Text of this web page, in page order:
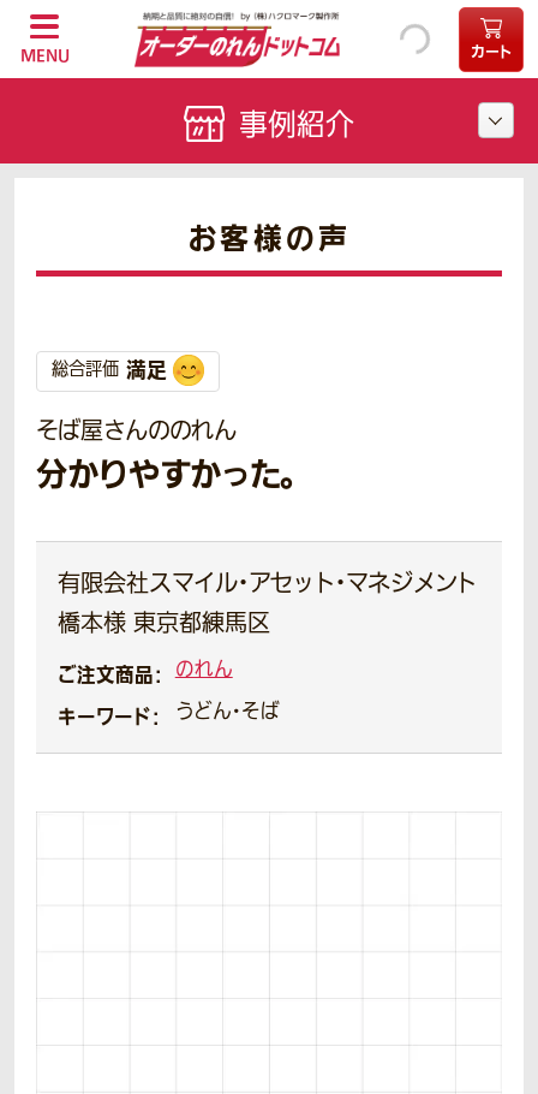
MENU カート
お客様の声
総合評価 満足
そば屋さんののれん
分かりやすかった。
有限会社スマイル・アセット・マネジメント
橋本様 東京都練馬区
ご注文商品： のれん
キーワード： うどん・そば
事例紹介